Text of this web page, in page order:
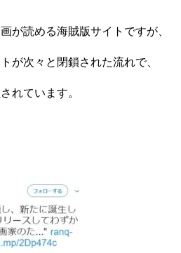
が読める海賊版サイトですが、
が次々と閉鎖された流れで、
れています。